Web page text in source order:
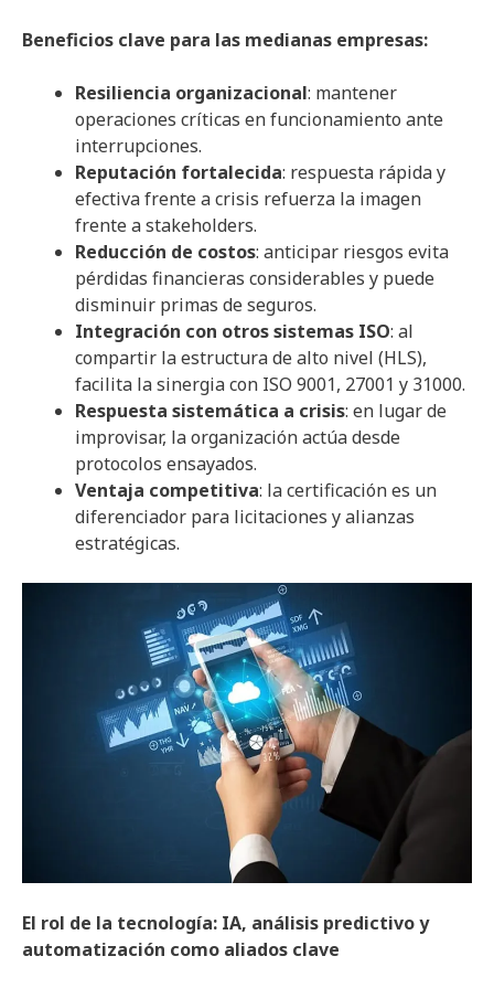
Beneficios clave para las medianas empresas:
Resiliencia organizacional: mantener
operaciones críticas en funcionamiento ante
interrupciones.
Reputación fortalecida: respuesta rápida y
efectiva frente a crisis refuerza la imagen
frente a stakeholders.
Reducción de costos: anticipar riesgos evita
pérdidas financieras considerables y puede
disminuir primas de seguros.
Integración con otros sistemas ISO: al
compartir la estructura de alto nivel (HLS),
facilita la sinergia con ISO 9001, 27001 y 31000.
Respuesta sistemática a crisis: en lugar de
improvisar, la organización actúa desde
protocolos ensayados.
Ventaja competitiva: la certificación es un
diferenciador para licitaciones y alianzas
estratégicas.
El rol de la tecnología: IA, análisis predictivo y
automatización como aliados clave